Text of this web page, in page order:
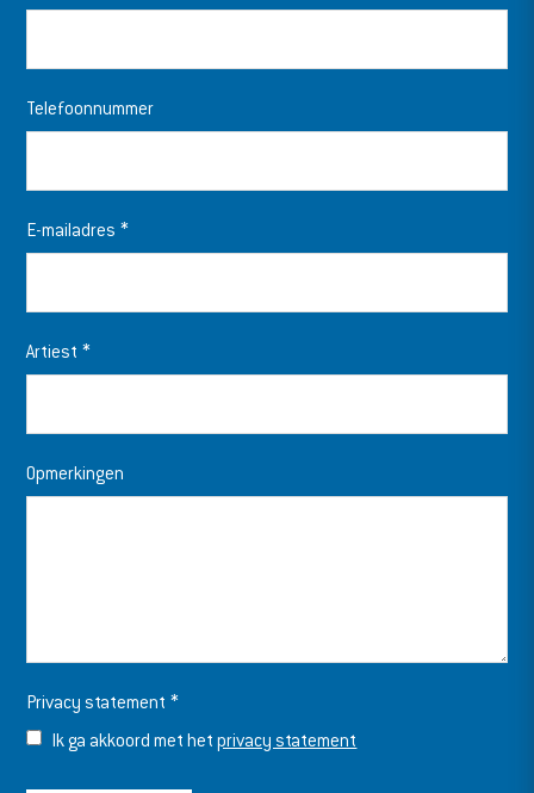
Telefoonnummer
E-mailadres *
Artiest *
Opmerkingen
Privacy statement *
Ik ga akkoord met hetprivacy statement